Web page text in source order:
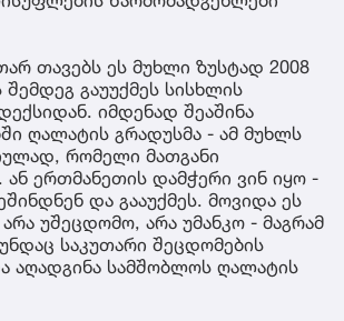
თავებს ეს მუხლი ზუსტად 2008
გაუუქმეს სისხლის
იმდენად შეაშინა
ღალატის გრადუსმა - ამ მუხლს
რომელი მათგანი
ან ერთმანეთის დამჭერი ვინ იყო -
და გააუქმეს. მოვიდა ეს
უშეცდომო, არა უმანკო - მაგრამ
საკუთარი შეცდომების
აღადგინა სამშობლოს ღალატის